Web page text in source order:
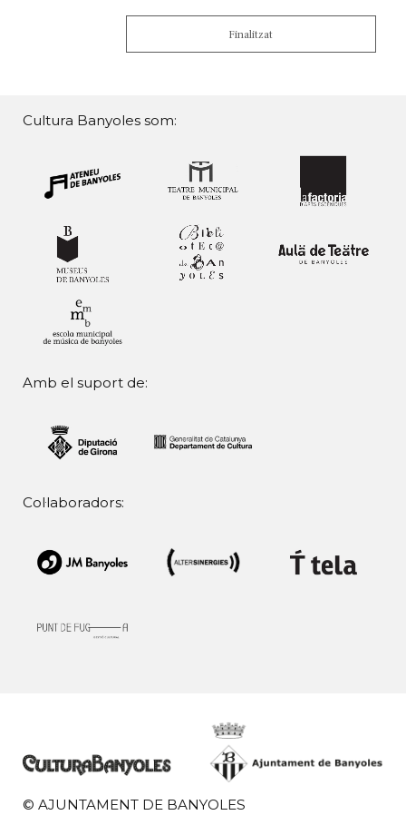
Finalitzat
Cultura Banyoles som:
Amb el suport de:
Col·laboradors:
© AJUNTAMENT DE BANYOLES